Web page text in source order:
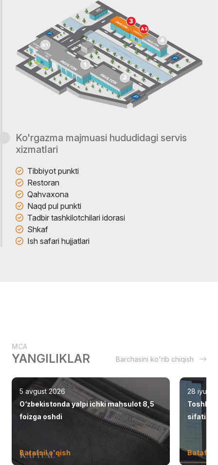
Ko'rgazma majmuasi hududidagi servis
xizmatlari
Tibbiyot punkti
Restoran
Qahvaxona
Naqd pul punkti
Tadbir tashkilotchilari idorasi
Shkaf
Ish safari hujjatlari
MCA
YANGILIKLAR Barchasini ko'rib chiqish
5 avgust 2026
O‘zbekistonda yalpi ichki mahsulot 8,5
foizga oshdi
Batafsil o'qish
28 iyul
Batafsil